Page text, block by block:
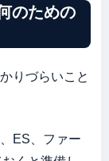
のための
りづらいこと
ES、ファー